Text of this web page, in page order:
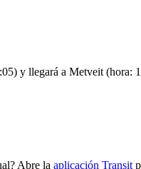
y llegará a Metveit
Abre la aplicación Transit